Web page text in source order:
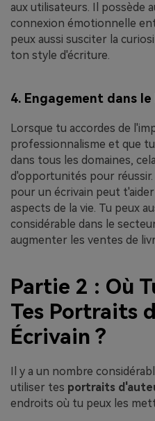
aux utilisateurs. Il possède
connexion émotionnelle
peux aussi susciter la
ton style d'écriture.
4. Engagement dans
Lorsque tu accordes de
professionnalisme et que
dans tous les domaines,
d'opportunités pour
pour un écrivain peut
aspects de la vie. Tu peux
considérable dans le
augmenter les ventes de
Partie 2 : Où
Tes Portraits
Écrivain ?
Il y a un nombre
utiliser tes portraits
endroits où tu peux les